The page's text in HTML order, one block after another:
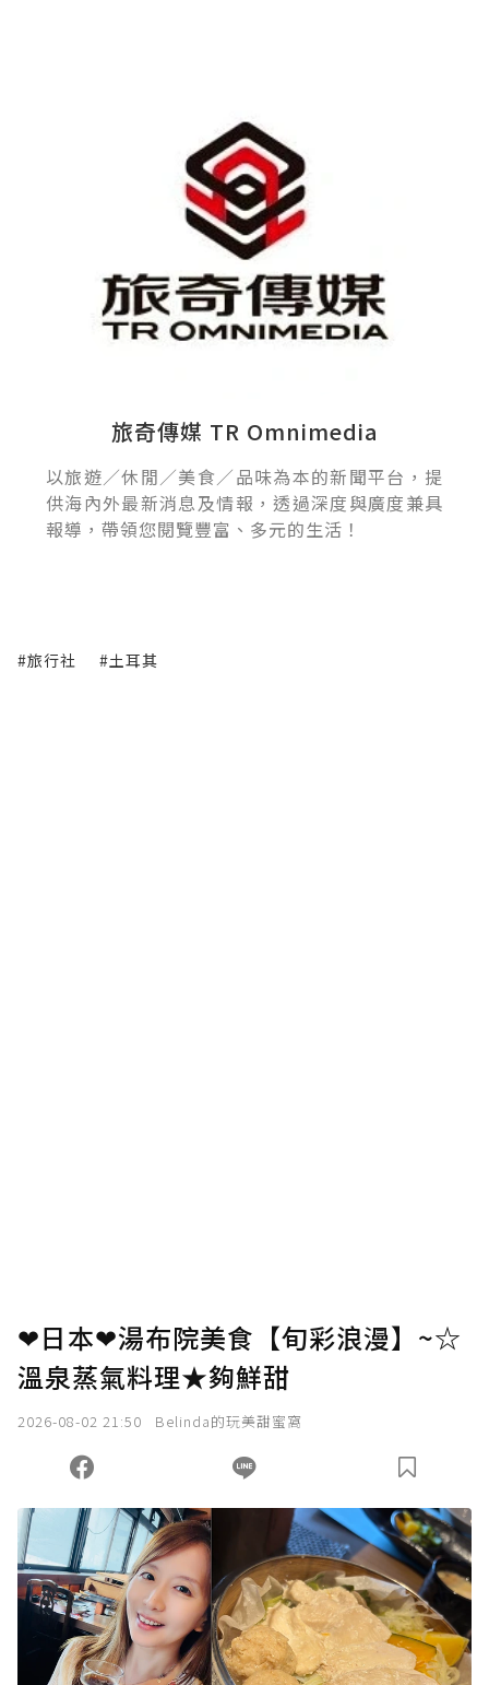
旅奇傳媒 TR Omnimedia
以旅遊／休閒／美食／品味為本的新聞平台，提
供海內外最新消息及情報，透過深度與廣度兼具
報導，帶領您閱覽豐富、多元的生活！
#旅行社 #土耳其
❤日本❤湯布院美食【旬彩浪漫】~☆
溫泉蒸氣料理★夠鮮甜
2026-08-02 21:50 Belinda的玩美甜蜜窩